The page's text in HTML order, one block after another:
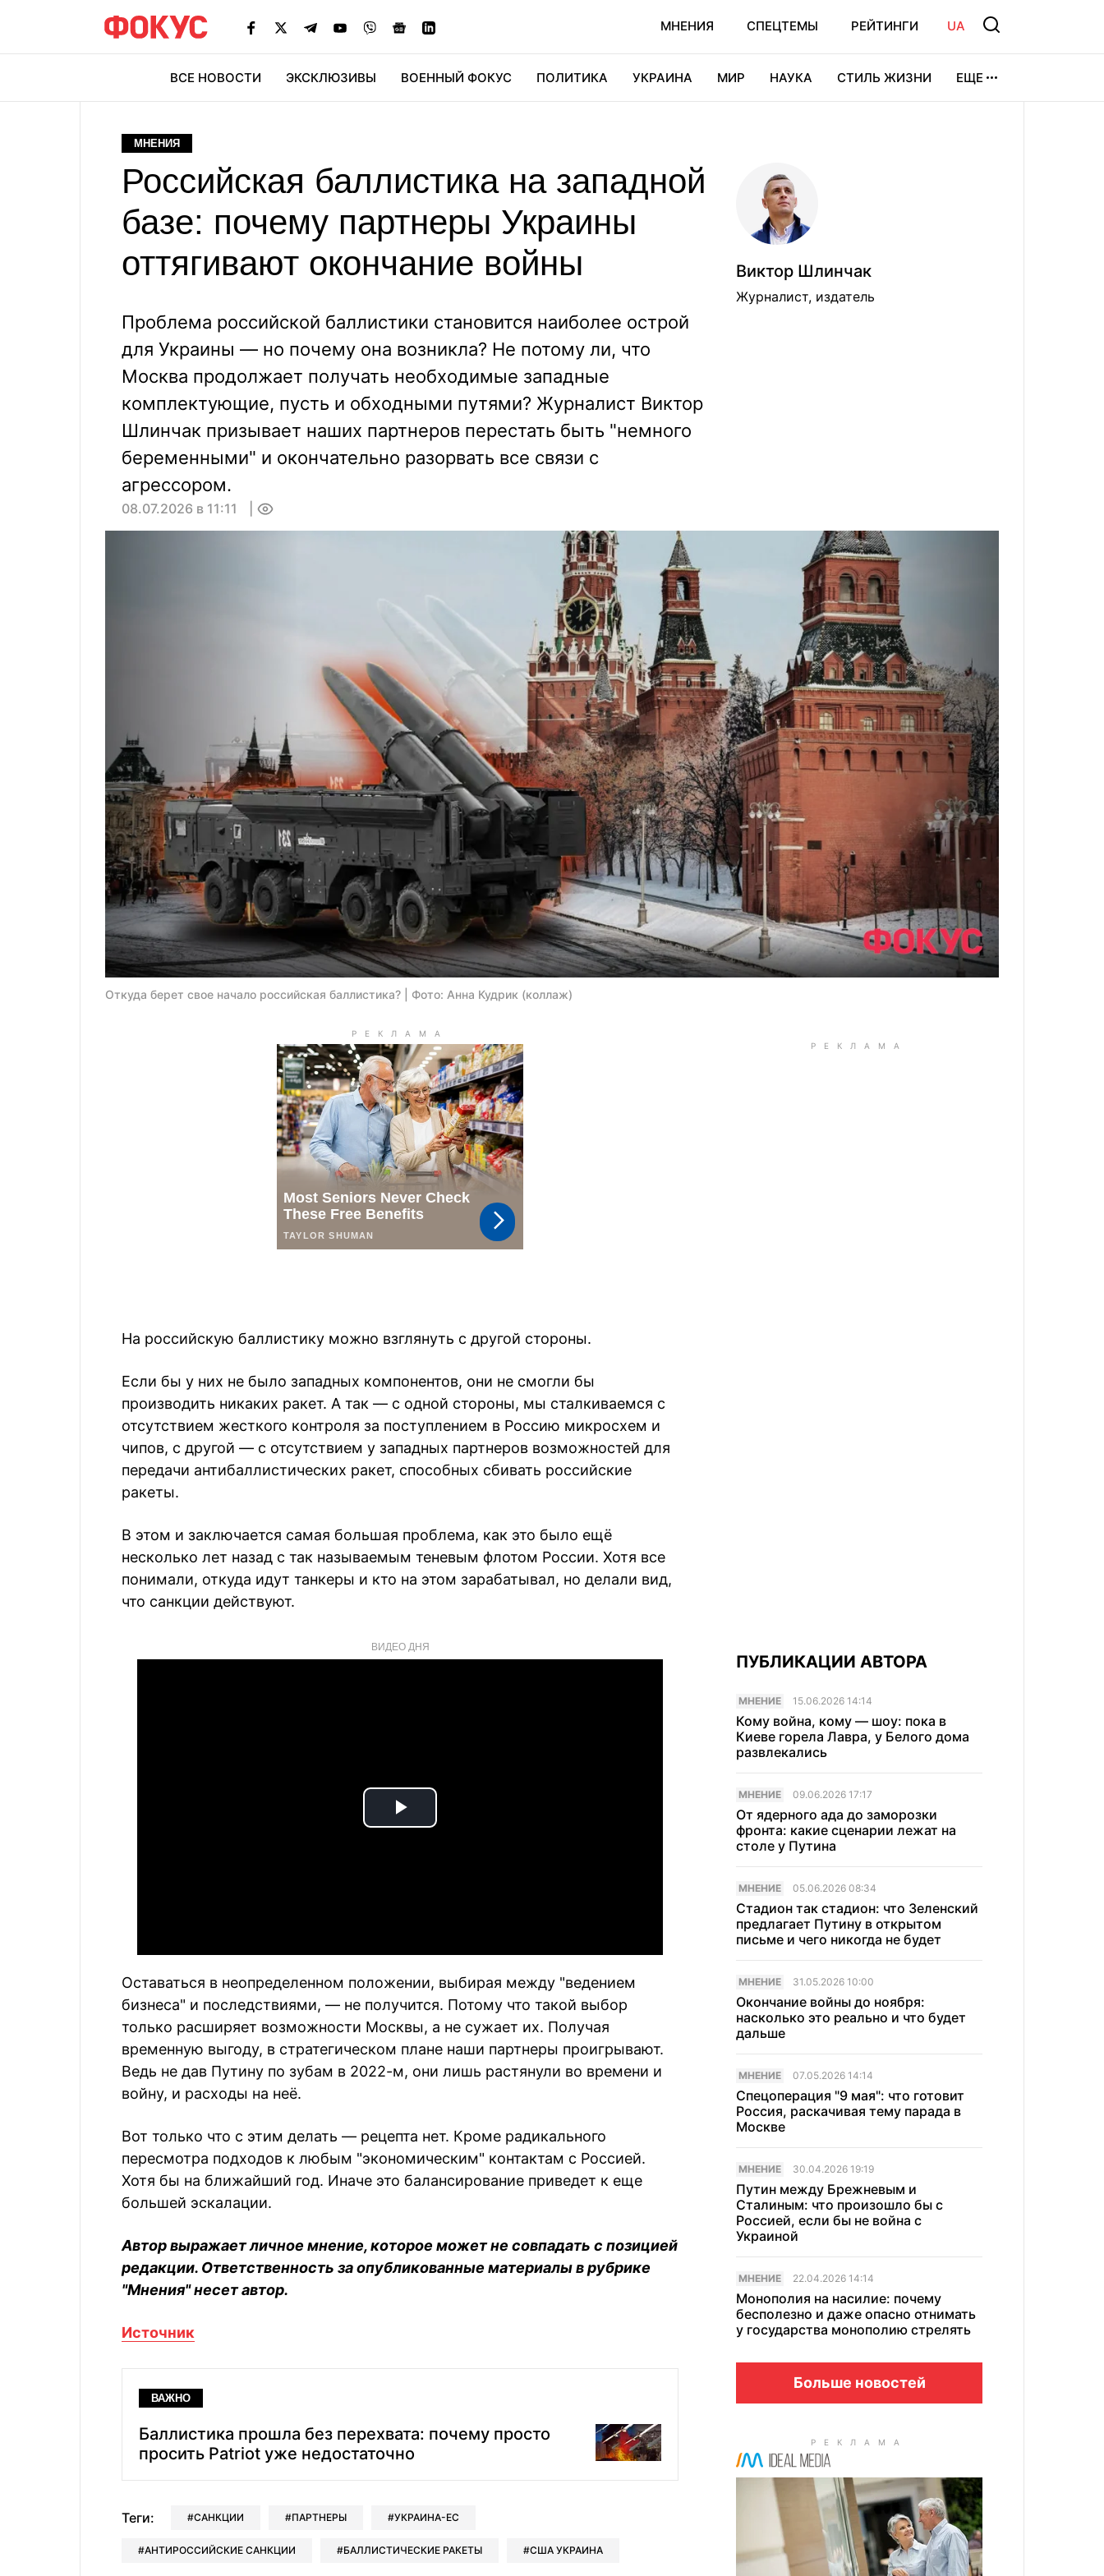
МНЕНИЯ СПЕЦТЕМЫ РЕЙТИНГИ UA
ВСЕ НОВОСТИ ЭКСКЛЮЗИВЫ ВОЕННЫЙ ФОКУС ПОЛИТИКА УКРАИНА МИР НАУКА СТИЛЬ ЖИЗНИ ЕЩЕ
МНЕНИЯ
Российская баллистика на западной
базе: почему партнеры Украины
оттягивают окончание войны
Проблема российской баллистики становится наиболее острой
для Украины — но почему она возникла? Не потому ли, что
Москва продолжает получать необходимые западные
комплектующие, пусть и обходными путями? Журналист Виктор
Шлинчак призывает наших партнеров перестать быть "немного
беременными" и окончательно разорвать все связи с
агрессором.
Виктор Шлинчак
Журналист, издатель
08.07.2026 в 11:11
Откуда берет свое начало российская баллистика? | Фото: Анна Кудрик (коллаж)
На российскую баллистику можно взглянуть с другой стороны.
Если бы у них не было западных компонентов, они не смогли бы
производить никаких ракет. А так — с одной стороны, мы сталкиваемся с
отсутствием жесткого контроля за поступлением в Россию микросхем и
чипов, с другой — с отсутствием у западных партнеров возможностей для
передачи антибаллистических ракет, способных сбивать российские
ракеты.
В этом и заключается самая большая проблема, как это было ещё
несколько лет назад с так называемым теневым флотом России. Хотя все
понимали, откуда идут танкеры и кто на этом зарабатывал, но делали вид,
что санкции действуют.
ВИДЕО ДНЯ
Play
Оставаться в неопределенном положении, выбирая между "ведением
бизнеса" и последствиями, — не получится. Потому что такой выбор
только расширяет возможности Москвы, а не сужает их. Получая
временную выгоду, в стратегическом плане наши партнеры проигрывают.
Ведь не дав Путину по зубам в 2022-м, они лишь растянули во времени и
войну, и расходы на неё.
Вот только что с этим делать — рецепта нет. Кроме радикального
пересмотра подходов к любым "экономическим" контактам с Россией.
Хотя бы на ближайший год. Иначе это балансирование приведет к еще
большей эскалации.
Автор выражает личное мнение, которое может не совпадать с позицией
редакции. Ответственность за опубликованные материалы в рубрике
"Мнения" несет автор.
Источник
ВАЖНО
Баллистика прошла без перехвата: почему просто
просить Patriot уже недостаточно
Теги: САНКЦИИ ПАРТНЕРЫ УКРАИНА-ЕС
АНТИРОССИЙСКИЕ САНКЦИИ БАЛЛИСТИЧЕСКИЕ РАКЕТЫ США УКРАИНА
ПУБЛИКАЦИИ АВТОРА
МНЕНИЕ 15.06.2026 14:14
Кому война, кому — шоу: пока в
Киеве горела Лавра, у Белого дома
развлекались
МНЕНИЕ 09.06.2026 17:17
От ядерного ада до заморозки
фронта: какие сценарии лежат на
столе у Путина
МНЕНИЕ 05.06.2026 08:34
Стадион так стадион: что Зеленский
предлагает Путину в открытом
письме и чего никогда не будет
МНЕНИЕ 31.05.2026 10:00
Окончание войны до ноября:
насколько это реально и что будет
дальше
МНЕНИЕ 07.05.2026 14:14
Спецоперация "9 мая": что готовит
Россия, раскачивая тему парада в
Москве
МНЕНИЕ 30.04.2026 19:19
Путин между Брежневым и
Сталиным: что произошло бы с
Россией, если бы не война с
Украиной
МНЕНИЕ 22.04.2026 14:14
Монополия на насилие: почему
бесполезно и даже опасно отнимать
у государства монополию стрелять
Больше новостей